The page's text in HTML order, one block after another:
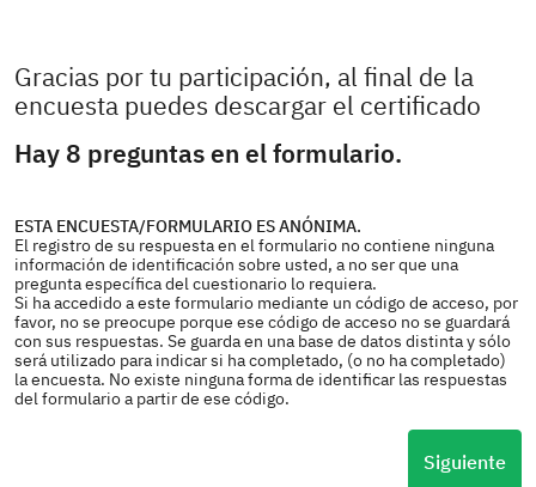
Gracias por tu participación, al final de la
encuesta puedes descargar el certificado
Hay 8 preguntas en el formulario.
ESTA ENCUESTA/FORMULARIO ES ANÓNIMA.
El registro de su respuesta en el formulario no contiene ninguna
información de identificación sobre usted, a no ser que una
pregunta específica del cuestionario lo requiera.
Si ha accedido a este formulario mediante un código de acceso, por
favor, no se preocupe porque ese código de acceso no se guardará
con sus respuestas. Se guarda en una base de datos distinta y sólo
será utilizado para indicar si ha completado, (o no ha completado)
la encuesta. No existe ninguna forma de identificar las respuestas
del formulario a partir de ese código.
Siguiente